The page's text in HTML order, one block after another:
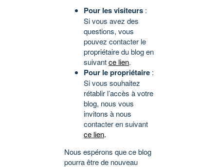
Pour les visiteurs :
Si vous avez des
questions, vous
pouvez contacter le
propriétaire du blog en
suivantce lien.
Pour le propriétaire :
Si vous souhaitez
rétablir l’accès à votre
blog, nous vous
invitons à nous
contacter en suivant
ce lien.
Nous espérons que ce blog
pourra être de nouveau